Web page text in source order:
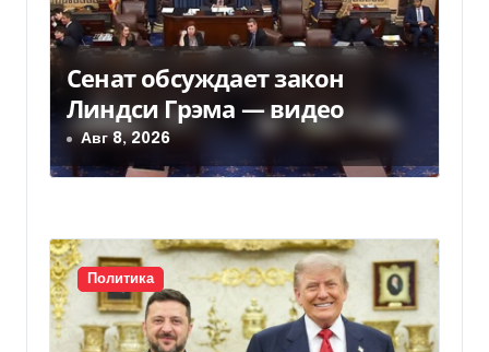
я
м
Сенат обсуждает закон
Линдси Грэма — видео
Авг 8, 2026
Политика